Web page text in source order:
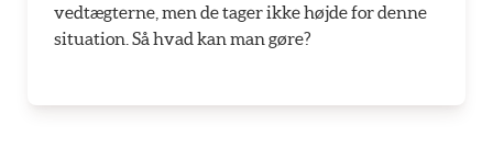
vedtægterne, men de tager ikke højde for denne
situation. Så hvad kan man gøre?